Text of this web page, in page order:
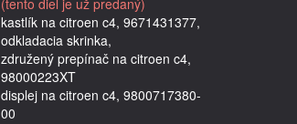
(tento diel je už predaný)
kastlík na citroen c4, 9671431377,
odkladacia skrinka,
združený prepínač na citroen c4,
98000223XT
displej na citroen c4, 9800717380-
00